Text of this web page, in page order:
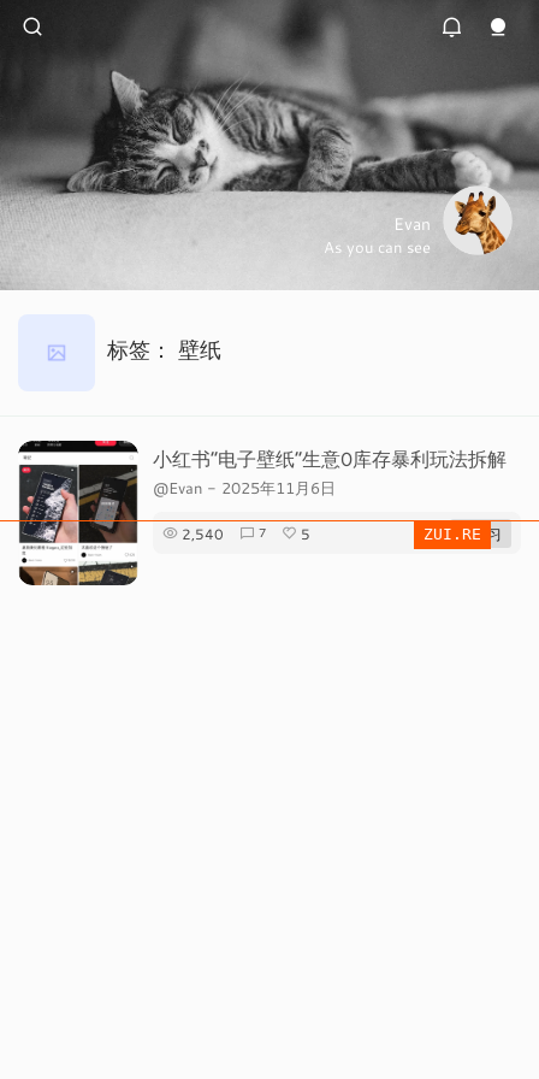
Evan
As you can see
标签： 壁纸
小红书“电子壁纸”生意0库存暴利玩法拆解
@Evan - 2025年11月6日
2,540 7 5 # 学习
ZUI.RE